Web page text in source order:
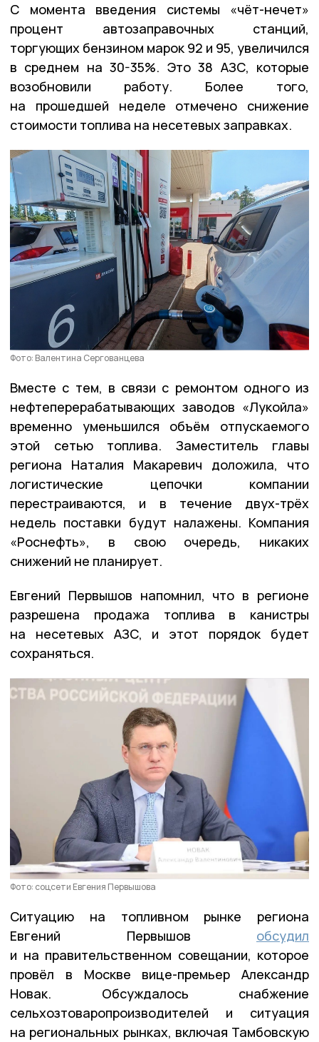
С момента введения системы «чёт-нечет»
процент автозаправочных станций,
торгующих бензином марок 92 и 95, увеличился
в среднем на 30-35%. Это 38 АЗС, которые
возобновили работу. Более того,
на прошедшей неделе отмечено снижение
стоимости топлива на несетевых заправках.
Фото: Валентина Сергованцева
Вместе с тем, в связи с ремонтом одного из
нефтеперерабатывающих заводов «Лукойла»
временно уменьшился объём отпускаемого
этой сетью топлива. Заместитель главы
региона Наталия Макаревич доложила, что
логистические цепочки компании
перестраиваются, и в течение двух-трёх
недель поставки будут налажены. Компания
«Роснефть», в свою очередь, никаких
снижений не планирует.
Евгений Первышов напомнил, что в регионе
разрешена продажа топлива в канистры
на несетевых АЗС, и этот порядок будет
сохраняться.
Фото: соцсети Евгения Первышова
Ситуацию на топливном рынке региона
Евгений Первышов обсудил
и на правительственном совещании, которое
провёл в Москве вице-премьер Александр
Новак. Обсуждалось снабжение
сельхозтоваропроизводителей и ситуация
на региональных рынках, включая Тамбовскую